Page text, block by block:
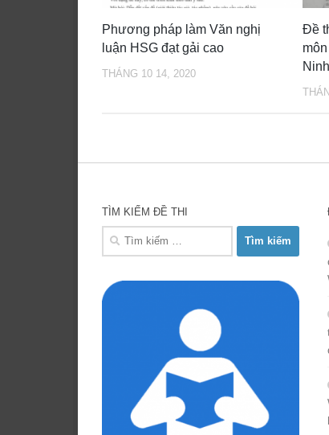
Phương pháp làm Văn nghị
luận HSG đạt gải cao
THÁNG 10 14, 2020
Đề
TÌM KIẾM ĐỀ THI
Tìm